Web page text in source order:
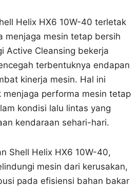
Helix HX6 10W-40 terletak
menjaga mesin tetap bersih
Active Cleansing bekerja
terbentuknya endapan
kinerja mesin. Hal ini
menjaga performa mesin tetap
kondisi lalu lintas yang
kendaraan sehari-hari.
Shell Helix HX6 10W-40,
mesin dari kerusakan,
pada efisiensi bahan bakar